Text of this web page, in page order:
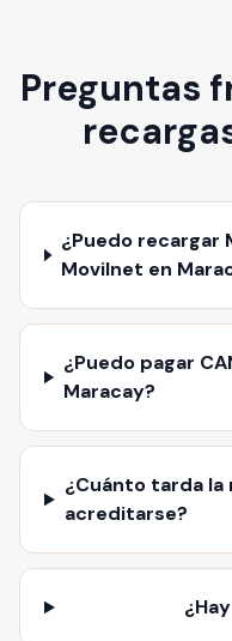
Preguntas
¿Puedo recargar
Movilnet en
¿Puedo pagar
Maracay?
¿Cuánto tarda la
acreditarse?